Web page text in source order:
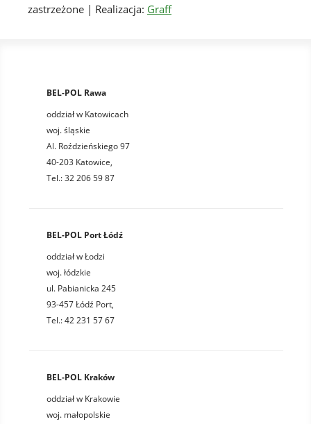
zastrzeżone | Realizacja: Graff
BEL-POL Rawa
oddział w Katowicach
woj. śląskie
Al. Roździeńskiego 97
40-203 Katowice,
Tel.: 32 206 59 87
BEL-POL Port Łódź
oddział w Łodzi
woj. łódzkie
ul. Pabianicka 245
93-457 Łódź Port,
Tel.: 42 231 57 67
BEL-POL Kraków
oddział w Krakowie
woj. małopolskie